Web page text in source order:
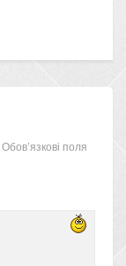
Обов’язкові поля